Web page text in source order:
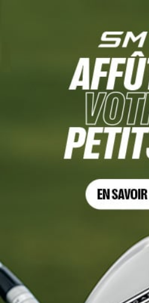
Genesis Scottish
13 JUIL. 2025 |
Le
un trou-